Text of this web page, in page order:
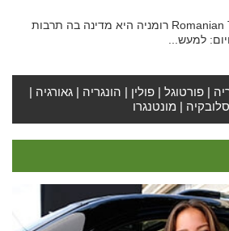
מסורת רומנית - Romanian Tradition רומניה היא מדינה בה תרבות
למעש...
| פורטוגל | פולין | הונגריה | גאורגיה |
סלובקיה | מונטנגרו